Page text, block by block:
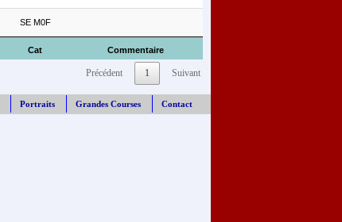
Cat Commentaire
SE M0F
Précédent 1 Suivant
Portraits Grandes Courses Contact